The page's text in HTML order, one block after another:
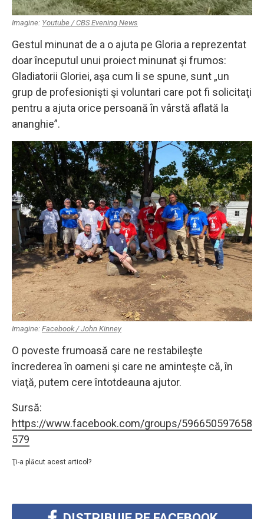
Imagine: Youtube / CBS Evening News
Gestul minunat de a o ajuta pe Gloria a reprezentat
doar începutul unui proiect minunat şi frumos:
Gladiatorii Gloriei, aşa cum li se spune, sunt „un
grup de profesionişti şi voluntari care pot fi solicitaţi
pentru a ajuta orice persoană în vârstă aflată la
ananghie”.
Imagine: Facebook / John Kinney
O poveste frumoasă care ne restabileşte
încrederea în oameni şi care ne aminteşte că, în
viaţă, putem cere întotdeauna ajutor.
Sursă:
https://www.facebook.com/groups/596650597658
579
Ţi-a plăcut acest articol?